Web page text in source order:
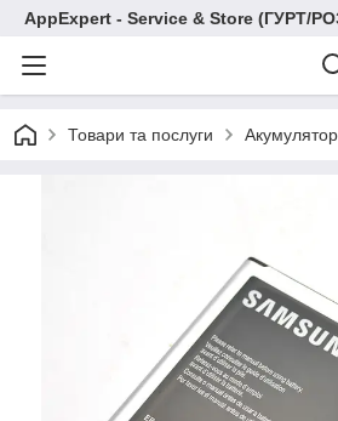
AppExpert - Service & Store (ГУРТ/
Товари та послуги